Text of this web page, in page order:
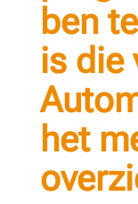
ben
is die
het